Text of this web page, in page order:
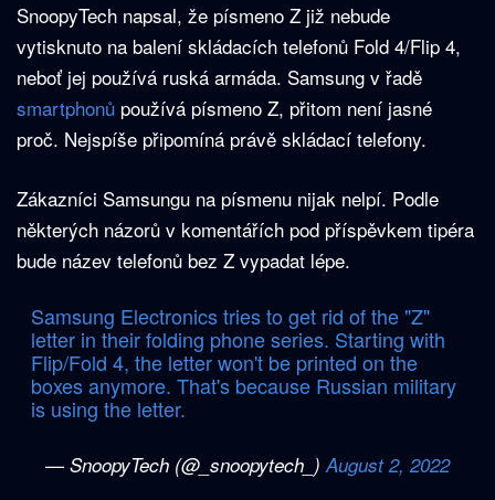
SnoopyTech napsal, že písmeno Z již nebude
vytisknuto na balení skládacích telefonů Fold 4/Flip 4,
neboť jej používá ruská armáda. Samsung v řadě
smartphonů používá písmeno Z, přitom není jasné
proč. Nejspíše připomíná právě skládací telefony.
Zákazníci Samsungu na písmenu nijak nelpí. Podle
některých názorů v komentářích pod příspěvkem tipéra
bude název telefonů bez Z vypadat lépe.
Samsung Electronics tries to get rid of the "Z"
letter in their folding phone series. Starting with
Flip/Fold 4, the letter won't be printed on the
boxes anymore. That's because Russian military
is using the letter.
— SnoopyTech (@_snoopytech_)August 2, 2022